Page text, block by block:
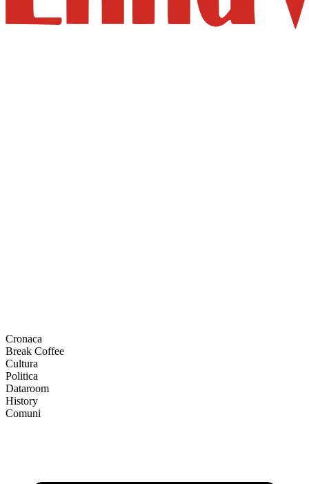
Cronaca
Break Coffee
Cultura
Politica
Dataroom
History
Comuni